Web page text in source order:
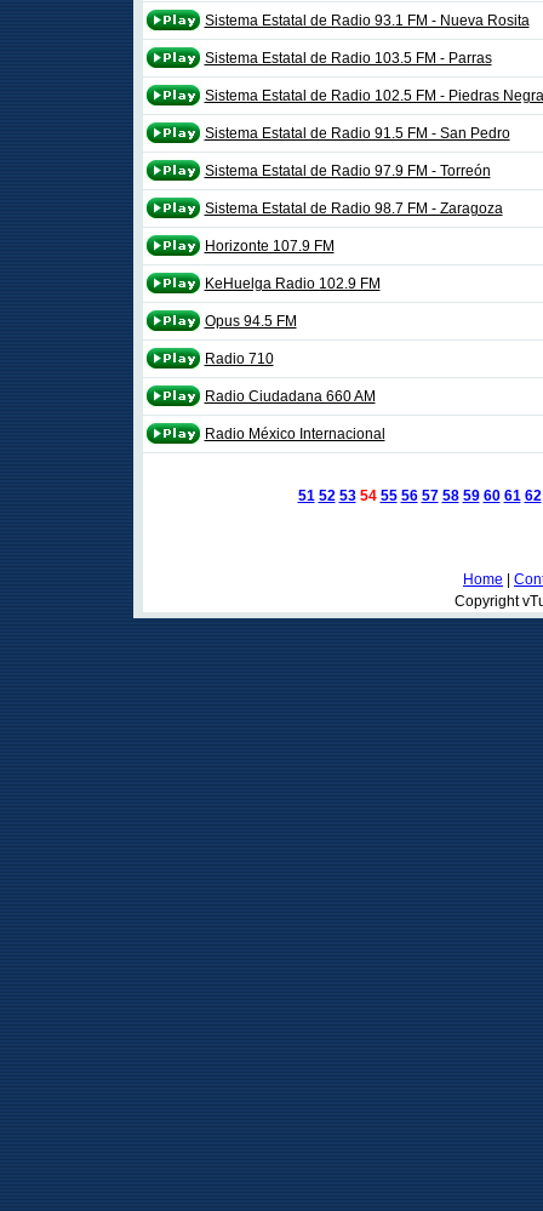
Sistema Estatal de Radio 93.1 FM - Nueva Rosita
Sistema Estatal de Radio 103.5 FM - Parras
Sistema Estatal de Radio 102.5 FM - Piedras
Sistema Estatal de Radio 91.5 FM - San Pedro
Sistema Estatal de Radio 97.9 FM - Torreón
Sistema Estatal de Radio 98.7 FM - Zaragoza
Horizonte 107.9 FM
KeHuelga Radio 102.9 FM
Opus 94.5 FM
Radio 710
Radio Ciudadana 660 AM
Radio México Internacional
51 52 53 54 55 56 57 58 59 60 61 62
Home
Copyright